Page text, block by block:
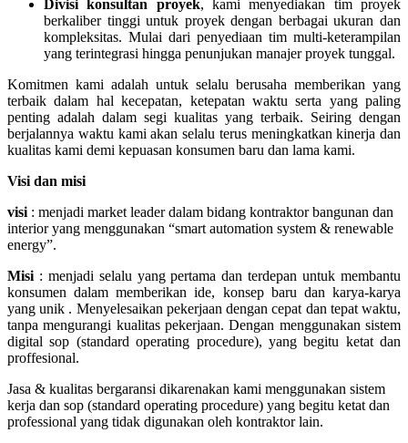
Divisi konsultan proyek, kami menyediakan tim proyek
berkaliber tinggi untuk proyek dengan berbagai ukuran dan
kompleksitas. Mulai dari penyediaan tim multi-keterampilan
yang terintegrasi hingga penunjukan manajer proyek tunggal.
Komitmen kami adalah untuk selalu berusaha memberikan yang
terbaik dalam hal kecepatan, ketepatan waktu serta yang paling
penting adalah dalam segi kualitas yang terbaik. Seiring dengan
berjalannya waktu kami akan selalu terus meningkatkan kinerja dan
kualitas kami demi kepuasan konsumen baru dan lama kami.
Visi dan misi
visi : menjadi market leader dalam bidang kontraktor bangunan dan
interior yang menggunakan “smart automation system & renewable
energy”.
Misi : menjadi selalu yang pertama dan terdepan untuk membantu
konsumen dalam memberikan ide, konsep baru dan karya-karya
yang unik . Menyelesaikan pekerjaan dengan cepat dan tepat waktu,
tanpa mengurangi kualitas pekerjaan. Dengan menggunakan sistem
digital sop (standard operating procedure), yang begitu ketat dan
proffesional.
Jasa & kualitas bergaransi dikarenakan kami menggunakan sistem
kerja dan sop (standard operating procedure) yang begitu ketat dan
professional yang tidak digunakan oleh kontraktor lain.